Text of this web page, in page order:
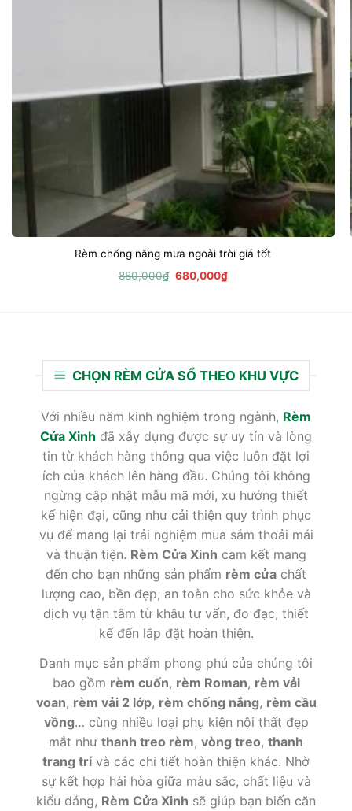
Rèm chống nắng mưa ngoài trời giá tốt
880,000₫ Giá
680,000₫Giá
hiện
CHỌN RÈM CỬA SỔ THEO KHU VỰC
Với nhiều năm kinh nghiệm trong ngành, Rèm
Cửa Xinh đã xây dựng được sự uy tín và lòng
tin từ khách hàng thông qua việc luôn đặt lợi
ích của khách lên hàng đầu. Chúng tôi không
ngừng cập nhật mẫu mã mới, xu hướng thiết
kế hiện đại, cũng như cải thiện quy trình phục
vụ để mang lại trải nghiệm mua sắm thoải mái
và thuận tiện. Rèm Cửa Xinh cam kết mang
đến cho bạn những sản phẩm rèm cửa chất
lượng cao, bền đẹp, an toàn cho sức khỏe và
dịch vụ tận tâm từ khâu tư vấn, đo đạc, thiết
kế đến lắp đặt hoàn thiện.
Danh mục sản phẩm phong phú của chúng tôi
bao gồm rèm cuốn, rèm Roman, rèm vải
voan, rèm vải 2 lớp, rèm chống nắng, rèm cầu
vồng… cùng nhiều loại phụ kiện nội thất đẹp
mắt như thanh treo rèm, vòng treo, thanh
trang trívà các chi tiết hoàn thiện khác. Nhờ
sự kết hợp hài hòa giữa màu sắc, chất liệu và
kiểu dáng, Rèm Cửa Xinh sẽ giúp bạn biến căn